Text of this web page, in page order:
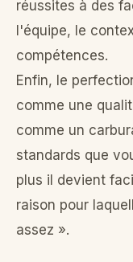
réussites à des
l'équipe, le
compétences.
Enfin, le
comme une
comme un
standards que
plus il devient
raison pour
assez ».